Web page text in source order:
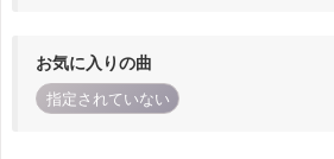
お気に入りの曲
指定されていない